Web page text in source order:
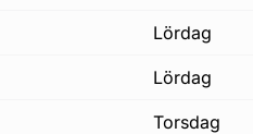
lördag
lördag
torsdag